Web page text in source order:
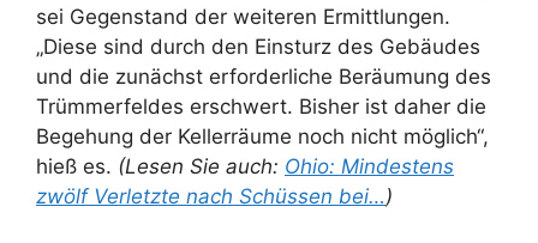
sei Gegenstand der weiteren Ermittlungen.
„Diese sind durch den Einsturz des Gebäudes
und die zunächst erforderliche Beräumung des
Trümmerfeldes erschwert. Bisher ist daher die
Begehung der Kellerräume noch nicht möglich“,
hieß es. (Lesen Sie auch: Ohio: Mindestens
zwölf Verletzte nach Schüssen bei…)